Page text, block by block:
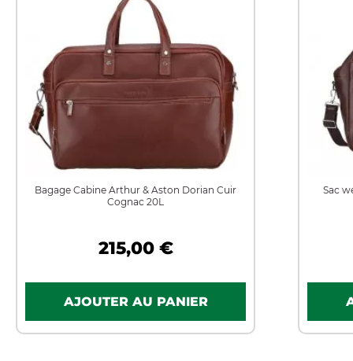
Bagage Cabine Arthur & Aston Dorian Cuir
Cognac 20L
215,00 €
Sac